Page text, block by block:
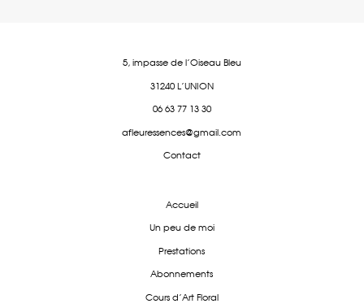
5, impasse de l'Oiseau Bleu
31240 L'UNION
06 63 77 13 30
afleuressences@gmail.com
Contact
Accueil
Un peu de moi
Prestations
Abonnements
Cours d'Art Floral